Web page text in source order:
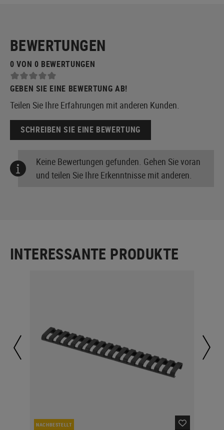
BEWERTUNGEN
0 VON 0 BEWERTUNGEN
GEBEN SIE EINE BEWERTUNG AB!
Teilen Sie Ihre Erfahrungen mit anderen Kunden.
SCHREIBEN SIE EINE BEWERTUNG
Keine Bewertungen gefunden. Gehen Sie voran
und teilen Sie Ihre Erkenntnisse mit anderen.
INTERESSANTE PRODUKTE
NACHBESTELLT